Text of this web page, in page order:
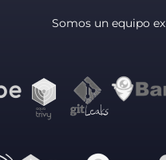
Somos un equipo